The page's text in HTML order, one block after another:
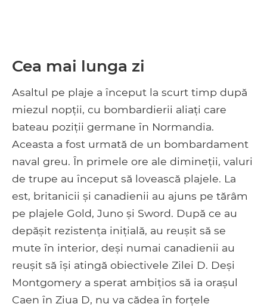
Cea mai lunga zi
Asaltul pe plaje a început la scurt timp după
miezul nopții, cu bombardierii aliați care
bateau poziții germane în Normandia.
Aceasta a fost urmată de un bombardament
naval greu. În primele ore ale dimineții, valuri
de trupe au început să lovească plajele. La
est, britanicii și canadienii au ajuns pe tărâm
pe plajele Gold, Juno și Sword. După ce au
depășit rezistența inițială, au reușit să se
mute în interior, deși numai canadienii au
reușit să își atingă obiectivele Zilei D. Deși
Montgomery a sperat ambițios să ia orașul
Caen în Ziua D, nu va cădea în forțele